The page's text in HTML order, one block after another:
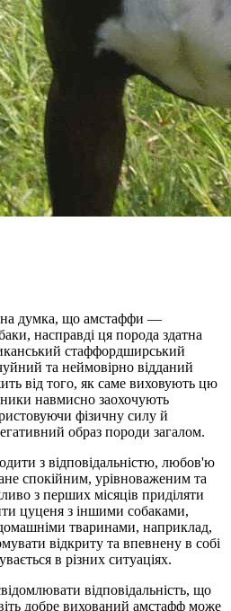
думка, що амстаффи —
насправді ця порода здатна
стаффордширський
та неймовірно відданий
від того, як саме виховують цю
навмисно заохочують
фізичну силу й
образ породи загалом.
з відповідальністю, любов'ю
спокійним, урівноваженим та
з перших місяців приділяти
цуценя з іншими собаками,
тваринами, наприклад,
відкриту та впевнену в собі
в різних ситуаціях.
відповідальність, що
добре вихований амстафф може